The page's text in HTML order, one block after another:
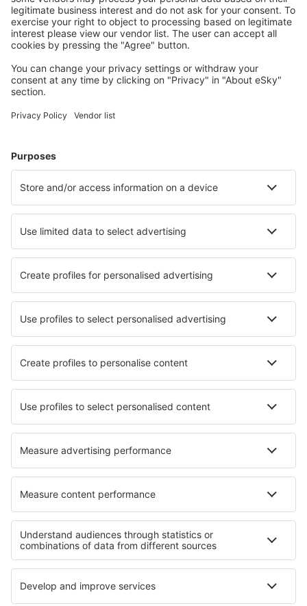
Kaupunkilomat
Lomamatkat
Majoitus
Lento+Hotelli
Hotellit
Kuljetukset
Lue lisää
Lentoyhtiöt
FlexFlight
Lufthansa
Wizz Air
Norwegian
KLM
SAS
Turkish Airlines
Air Baltic
Tietoa eSkysta
Sopimusehdot
Omat varaukset
Tietosuojakäytäntö
Tuki ja yhteystiedot
Yksityisyys